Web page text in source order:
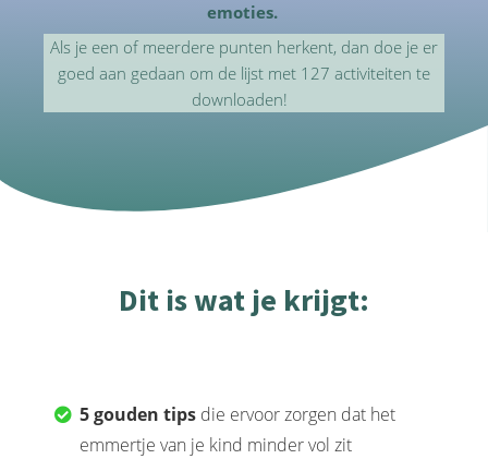
emoties.
Als je een of meerdere punten herkent, dan doe je er
goed aan gedaan om de lijst met 127 activiteiten te
downloaden!
Dit is wat je krijgt:
5 gouden tips die ervoor zorgen dat het
emmertje van je kind minder vol zit